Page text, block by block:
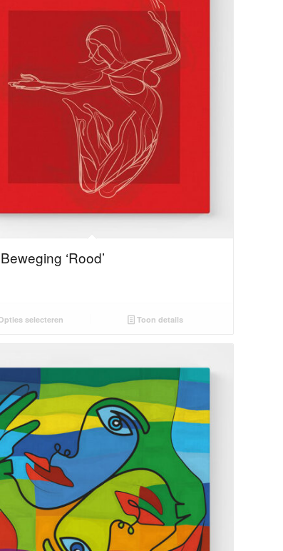
‘Rood’
selecteren Toon details